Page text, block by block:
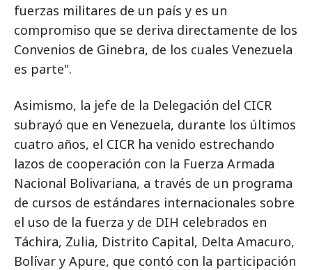
fuerzas militares de un país y es un
compromiso que se deriva directamente de los
Convenios de Ginebra, de los cuales Venezuela
es parte".
Asimismo, la jefe de la Delegación del CICR
subrayó que en Venezuela, durante los últimos
cuatro años, el CICR ha venido estrechando
lazos de cooperación con la Fuerza Armada
Nacional Bolivariana, a través de un programa
de cursos de estándares internacionales sobre
el uso de la fuerza y de DIH celebrados en
Táchira, Zulia, Distrito Capital, Delta Amacuro,
Bolívar y Apure, que contó con la participación